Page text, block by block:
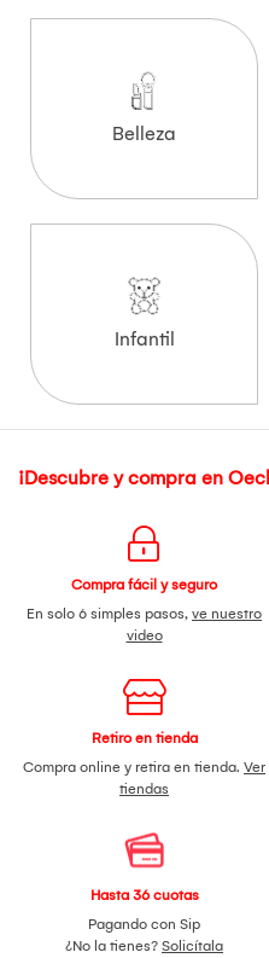
Belleza
Infantil
¡Descubre y compra en
Compra fácil y seguro
En solo 6 simples pasos, ve nuestro
video
Retiro en tienda
Compra online y retira en tienda. Ver
tiendas
Hasta 36 cuotas
Pagando con Sip
¿No la tienes? Solicítala